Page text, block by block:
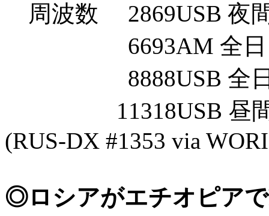
周波数 2869USB 夜
6693AM 全日
8888USB 全
11318USB 昼間
(RUS-DX #1353 via
◎ロシアがエチオピア